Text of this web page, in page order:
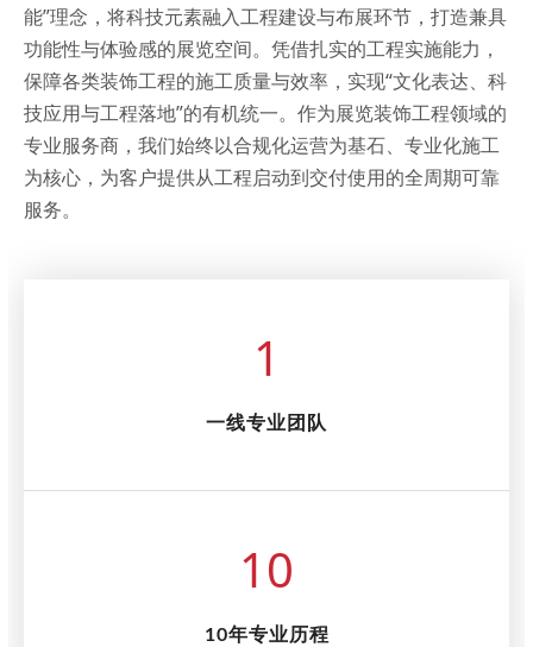
能”理念，将科技元素融入工程建设与布展环节，打造兼具
功能性与体验感的展览空间。凭借扎实的工程实施能力，
保障各类装饰工程的施工质量与效率，实现“文化表达、科
技应用与工程落地”的有机统一。作为展览装饰工程领域的
专业服务商，我们始终以合规化运营为基石、专业化施工
为核心，为客户提供从工程启动到交付使用的全周期可靠
服务。
1
一线专业团队
10
10年专业历程